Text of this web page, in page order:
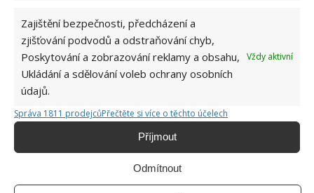
Zajištění bezpečnosti, předcházení a
zjišťování podvodů a odstraňování chyb,
Poskytování a zobrazování reklamy a obsahu,
Ukládání a sdělování voleb ochrany osobních
údajů.
Vždy aktivní
Správa 1811 prodejcůPřečtěte si více o těchto účelech
Příjmout
Odmítnout
OHŘEV PÁRKY VAŘENÍ
Přidejte svůj názor